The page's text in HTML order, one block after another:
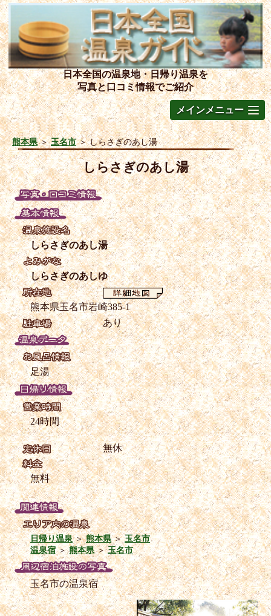
日本全国の温泉地・日帰り温泉を
写真と口コミ情報でご紹介
メインメニュー
熊本県＞玉名市＞しらさぎのあし湯
しらさぎのあし湯
しらさぎのあし湯
しらさぎのあしゆ
熊本県玉名市岩崎385-1
あり
足湯
24時間
無休
無料
日帰り温泉＞熊本県＞玉名市
温泉宿＞熊本県＞玉名市
玉名市の温泉宿